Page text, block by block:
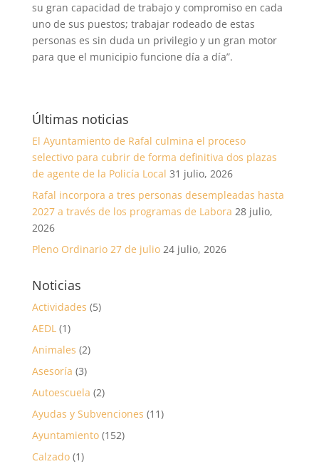
su gran capacidad de trabajo y compromiso en cada
uno de sus puestos; trabajar rodeado de estas
personas es sin duda un privilegio y un gran motor
para que el municipio funcione día a día”.
Últimas noticias
El Ayuntamiento de Rafal culmina el proceso
selectivo para cubrir de forma definitiva dos plazas
de agente de la Policía Local 31 julio, 2026
Rafal incorpora a tres personas desempleadas hasta
2027 a través de los programas de Labora 28 julio,
2026
Pleno Ordinario 27 de julio 24 julio, 2026
Noticias
Actividades (5)
AEDL(1)
Animales (2)
Asesoría (3)
Autoescuela (2)
Ayudas y Subvenciones (11)
Ayuntamiento(152)
Calzado(1)